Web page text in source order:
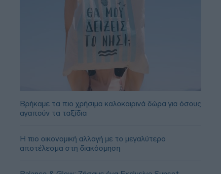
Βρήκαμε τα πιο χρήσιμα καλοκαιρινά δώρα για όσους
αγαπούν τα ταξίδια
Η πιο οικονομική αλλαγή με το μεγαλύτερο
αποτέλεσμα στη διακόσμηση